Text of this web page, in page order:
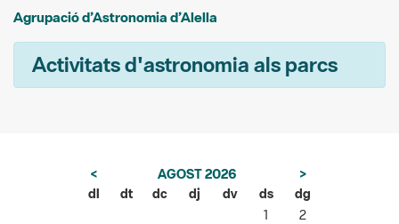
Agrupació d’Astronomia d’Alella
Activitats d'astronomia als parcs
< AGOST 2026
>
dl
dt dc dj dv ds
dg
1
2